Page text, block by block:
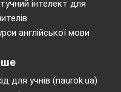
інтелект для
англійської мови
для учнів (naurok.ua)